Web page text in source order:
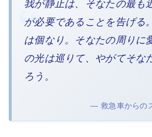
我が静止は、そなたの最も
が必要であることを告げる
は個なり。そなたの周りに
の光は巡りて、やがてそな
ろう。
— 救急車からの